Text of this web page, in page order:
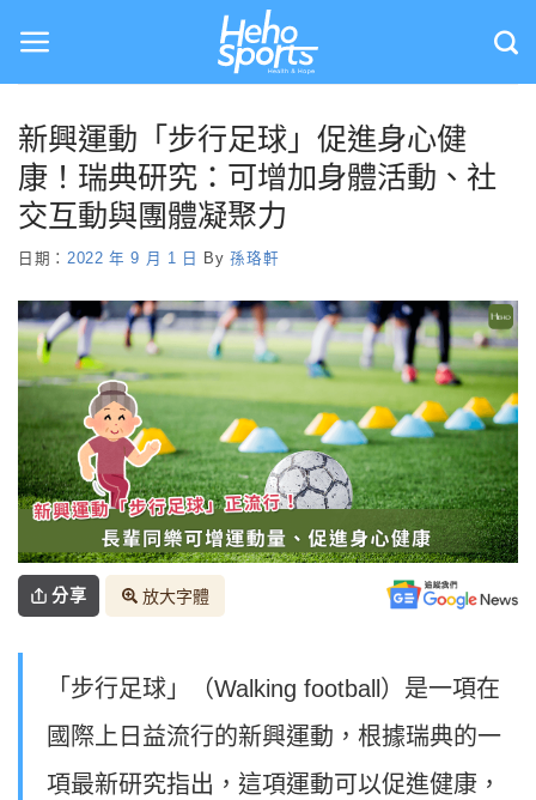
content
新興運動「步行足球」促進身心健
康！瑞典研究：可增加身體活動、社
交互動與團體凝聚力
日期： 2022 年 9 月 1 日 By孫珞軒
分享 放大字體
「步行足球」（Walking football）是一項在
國際上日益流行的新興運動，根據瑞典的一
項最新研究指出，這項運動可以促進健康，